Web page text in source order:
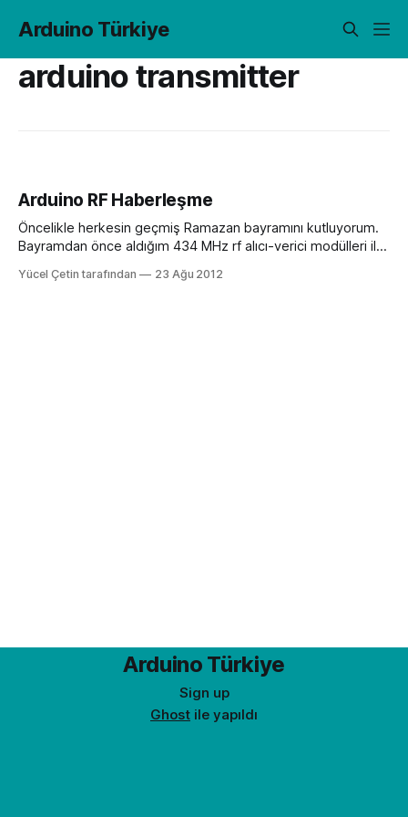
Arduino Türkiye
arduino transmitter
Arduino RF Haberleşme
Öncelikle herkesin geçmiş Ramazan bayramını kutluyorum.
Bayramdan önce aldığım 434 MHz rf alıcı-verici modülleri ile
1.95$ veririm bir kuruşta fazla vermem diyorsanız
Yücel Çetin tarafından 23 Ağu 2012
Arduino Türkiye
Sign up
Ghost ile yapıldı